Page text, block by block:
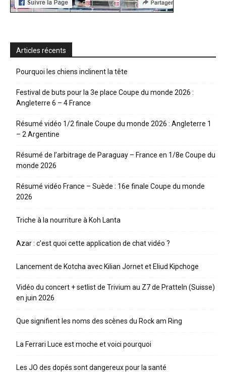
Articles récents
Pourquoi les chiens inclinent la tête
Festival de buts pour la 3e place Coupe du monde 2026 :
Angleterre 6 – 4 France
Résumé vidéo 1/2 finale Coupe du monde 2026 : Angleterre 1
– 2 Argentine
Résumé de l’arbitrage de Paraguay – France en 1/8e Coupe du
monde 2026
Résumé vidéo France – Suède : 16e finale Coupe du monde
2026
Triche à la nourriture à Koh Lanta
Azar : c’est quoi cette application de chat vidéo ?
Lancement de Kotcha avec Kilian Jornet et Eliud Kipchoge
Vidéo du concert + setlist de Trivium au Z7 de Pratteln (Suisse)
en juin 2026
Que signifient les noms des scènes du Rock am Ring
La Ferrari Luce est moche et voici pourquoi
Les JO des dopés sont dangereux pour la santé